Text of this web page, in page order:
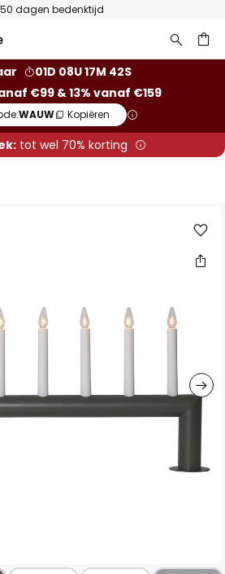
50 dagen bedenktijd
01D 08U 17M 42S
€99 & 13% vanaf €159
WAUW Kopiëren
tot wel 70% korting